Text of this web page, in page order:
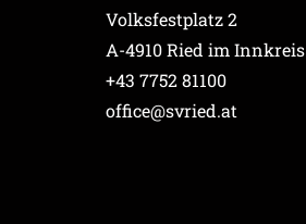
Volksfestplatz 2
A-4910 Ried im Innkreis
+43 7752 81100
office@svried.at